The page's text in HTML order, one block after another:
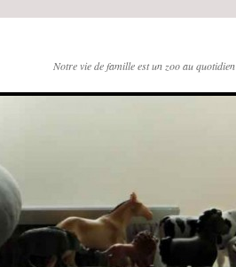
Notre vie de famille est un zoo au quotidien